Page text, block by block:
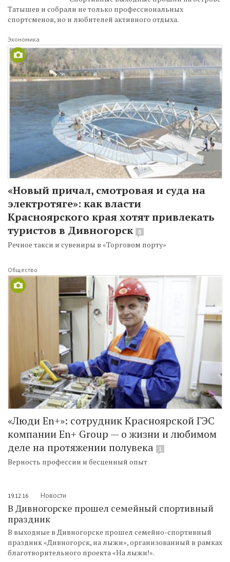
Татышев и собрали не только профессиональных
спортсменов, но и любителей активного отдыха.
Экономика
«Новый причал, смотровая и суда на
электротяге»: как власти
Красноярского края хотят привлекать
туристов в Дивногорск
8
Речное такси и сувениры в «Торговом порту»
Общество
«Люди En+»: сотрудник Красноярской ГЭС
компании En+ Group — о жизни и любимом
деле на протяжении полувека
1
Верность профессии и бесценный опыт
19.12.16 Новости
В Дивногорске прошел семейный спортивный
праздник
В выходные в Дивногорске прошел семейно-спортивный
праздник «Дивногорск, на лыжи», организованный в рамках
благотворительного проекта «На лыжи!».